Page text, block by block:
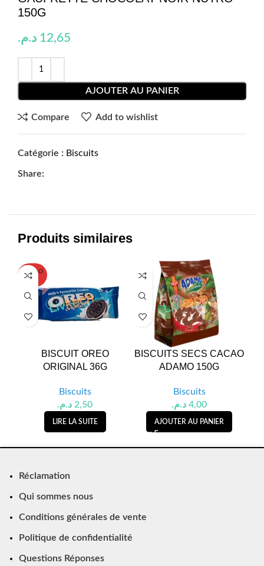
150G
12,65 د.م.
AJOUTER AU PANIER
Compare Add to wishlist
Catégorie : Biscuits
Share:
Produits similaires
SOLD O
UT
BISCUIT OREO
ORIGINAL 36G
Biscuits
2,50 د.م.
LIRE LA SUITE
BISCUITS SECS CACAO
ADAMO 150G
Biscuits
4,00 د.م.
AJOUTER AU PANIER
Réclamation
Qui sommes nous
Conditions générales de vente
Politique de confidentialité
Questions Réponses